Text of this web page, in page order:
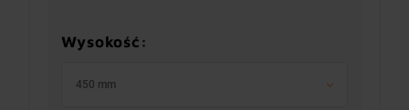
Wysokość:
450 mm